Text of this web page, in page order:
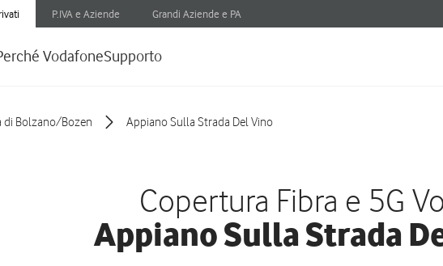
P.IVA e Aziende Grandi Aziende e PA
VodafoneSupporto
di Bolzano/Bozen Appiano Sulla Strada Del Vino
Copertura Fibra e 5G
Appiano Sulla Strada